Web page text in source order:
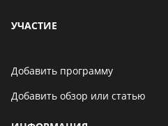
УЧАСТИЕ
Добавить программу
Добавить обзор или статью